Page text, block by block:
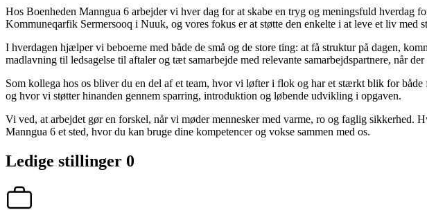
Hos Boenheden Manngua 6 arbejder vi hver dag for at skabe en tryg og meningsfuld
Kommuneqarfik Sermersooq i Nuuk, og vores fokus er at støtte den enkelte i at leve et liv med
I hverdagen hjælper vi beboerne med både de små og de store ting: at få struktur på dagen,
madlavning til ledsagelse til aftaler og tæt samarbejde med relevante samarbejdspartnere, når
Som kollega hos os bliver du en del af et team, hvor vi løfter i flok og har et stærkt blik for
og hvor vi støtter hinanden gennem sparring, introduktion og løbende udvikling i opgaven.
Vi ved, at arbejdet gør en forskel, når vi møder mennesker med varme, ro og faglig sikkerhed.
Manngua 6 et sted, hvor du kan bruge dine kompetencer og vokse sammen med os.
Ledige stillinger 0